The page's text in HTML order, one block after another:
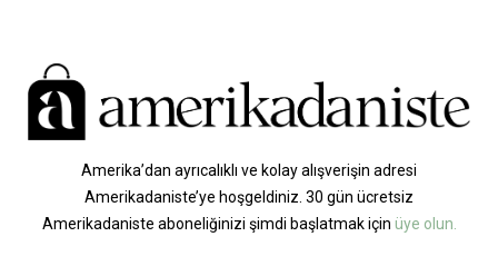
Amerika’dan ayrıcalıklı ve kolay alışverişin adresi
Amerikadaniste’ye hoşgeldiniz. 30 gün ücretsiz
Amerikadaniste aboneliğinizi şimdi başlatmak için üye olun.